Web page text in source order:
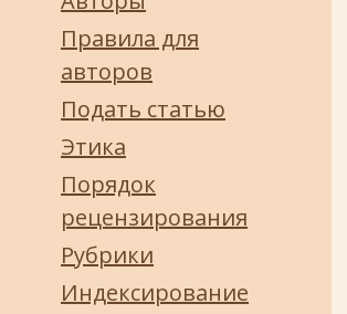
Правила для
авторов
Подать статью
Этика
Порядок
рецензирования
Рубрики
Индексирование